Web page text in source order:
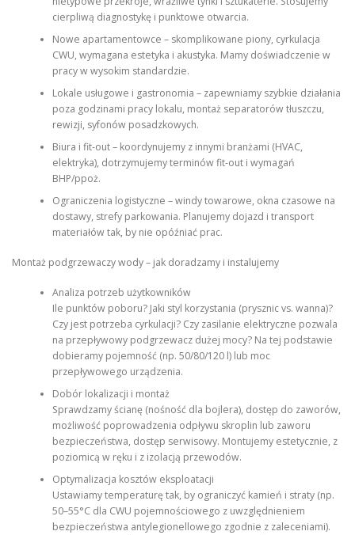
cierpliwą diagnostykę i punktowe otwarcia.
Nowe apartamentowce – skomplikowane piony, cyrkulacja
CWU, wymagana estetyka i akustyka. Mamy doświadczenie w
pracy w wysokim standardzie.
Lokale usługowe i gastronomia – zapewniamy szybkie działania
poza godzinami pracy lokalu, montaż separatorów tłuszczu,
rewizji, syfonów posadzkowych.
Biura i fit-out – koordynujemy z innymi branżami (HVAC,
elektryka), dotrzymujemy terminów fit-out i wymagań
BHP/ppoż.
Ograniczenia logistyczne – windy towarowe, okna czasowe na
dostawy, strefy parkowania. Planujemy dojazd i transport
materiałów tak, by nie opóźniać prac.
Montaż podgrzewaczy wody – jak doradzamy i instalujemy
Analiza potrzeb użytkowników
Ile punktów poboru? Jaki styl korzystania (prysznic vs. wanna)?
Czy jest potrzeba cyrkulacji? Czy zasilanie elektryczne pozwala
na przepływowy podgrzewacz dużej mocy? Na tej podstawie
dobieramy pojemność (np. 50/80/120 l) lub moc
przepływowego urządzenia.
Dobór lokalizacji i montaż
Sprawdzamy ścianę (nośność dla bojlera), dostęp do zaworów,
możliwość poprowadzenia odpływu skroplin lub zaworu
bezpieczeństwa, dostęp serwisowy. Montujemy estetycznie, z
poziomicą w ręku i z izolacją przewodów.
Optymalizacja kosztów eksploatacji
Ustawiamy temperaturę tak, by ograniczyć kamień i straty (np.
50–55°C dla CWU pojemnościowego z uwzględnieniem
bezpieczeństwa antylegionellowego zgodnie z zaleceniami).